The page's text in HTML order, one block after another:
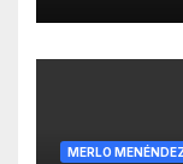
MERLO